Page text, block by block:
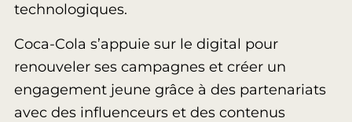
technologiques.
Coca-Cola s’appuie sur le digital pour
renouveler ses campagnes et créer un
engagement jeune grâce à des partenariats
avec des influenceurs et des contenus